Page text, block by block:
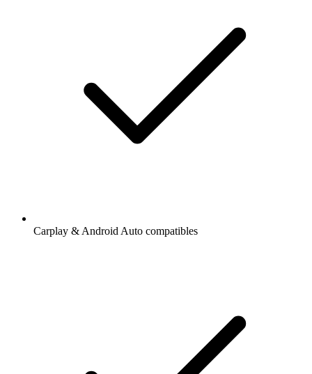
Carplay & Android Auto compatibles